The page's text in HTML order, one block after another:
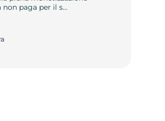
paga per il s…